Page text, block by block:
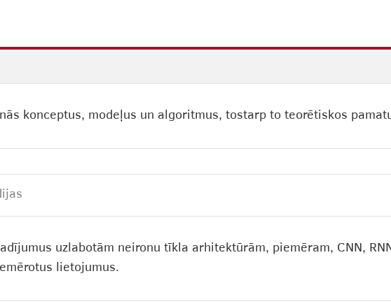
konceptus, modeļus un algoritmus, tostarp to teorētiskos
uzlabotām neironu tīkla arhitektūrām, piemēram, CNN,
lietojumus.